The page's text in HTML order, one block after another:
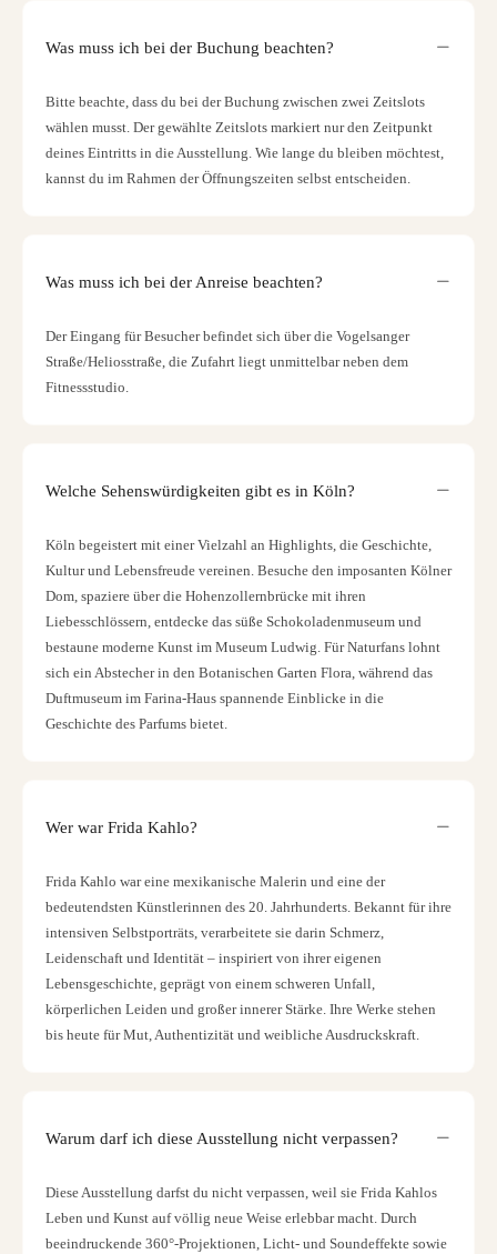
Was muss ich bei der Buchung beachten?
Bitte beachte, dass du bei der Buchung zwischen zwei Zeitslots
wählen musst. Der gewählte Zeitslots markiert nur den Zeitpunkt
deines Eintritts in die Ausstellung. Wie lange du bleiben möchtest,
kannst du im Rahmen der Öffnungszeiten selbst entscheiden.
Was muss ich bei der Anreise beachten?
Der Eingang für Besucher befindet sich über die Vogelsanger
Straße/Heliosstraße, die Zufahrt liegt unmittelbar neben dem
Fitnessstudio.
Welche Sehenswürdigkeiten gibt es in Köln?
Köln begeistert mit einer Vielzahl an Highlights, die Geschichte,
Kultur und Lebensfreude vereinen. Besuche den imposanten Kölner
Dom, spaziere über die Hohenzollernbrücke mit ihren
Liebesschlössern, entdecke das süße Schokoladenmuseum und
bestaune moderne Kunst im Museum Ludwig. Für Naturfans lohnt
sich ein Abstecher in den Botanischen Garten Flora, während das
Duftmuseum im Farina-Haus spannende Einblicke in die
Geschichte des Parfums bietet.
Wer war Frida Kahlo?
Frida Kahlo war eine mexikanische Malerin und eine der
bedeutendsten Künstlerinnen des 20. Jahrhunderts. Bekannt für ihre
intensiven Selbstporträts, verarbeitete sie darin Schmerz,
Leidenschaft und Identität – inspiriert von ihrer eigenen
Lebensgeschichte, geprägt von einem schweren Unfall,
körperlichen Leiden und großer innerer Stärke. Ihre Werke stehen
bis heute für Mut, Authentizität und weibliche Ausdruckskraft.
Warum darf ich diese Ausstellung nicht verpassen?
Diese Ausstellung darfst du nicht verpassen, weil sie Frida Kahlos
Leben und Kunst auf völlig neue Weise erlebbar macht. Durch
beeindruckende 360°-Projektionen, Licht- und Soundeffekte sowie